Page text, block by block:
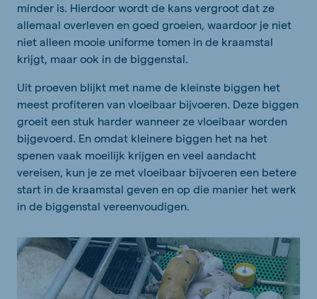
minder is. Hierdoor wordt de kans vergroot dat ze
allemaal overleven en goed groeien, waardoor je niet
niet alleen mooie uniforme tomen in de kraamstal
krijgt, maar ook in de biggenstal.
Uit proeven blijkt met name de kleinste biggen het
meest profiteren van vloeibaar bijvoeren. Deze biggen
groeit een stuk harder wanneer ze vloeibaar worden
bijgevoerd. En omdat kleinere biggen het na het
spenen vaak moeilijk krijgen en veel aandacht
vereisen, kun je ze met vloeibaar bijvoeren een betere
start in de kraamstal geven en op die manier het werk
in de biggenstal vereenvoudigen.